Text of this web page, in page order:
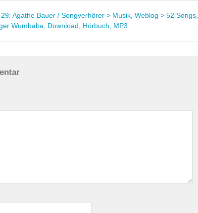
Agathe Bauer / Songverhörer > Musik, Weblog > 52 Songs,
Wumbaba, Download, Hörbuch, MP3